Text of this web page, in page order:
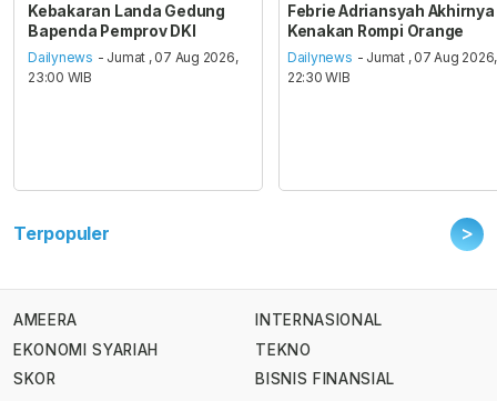
Kebakaran Landa Gedung
Bapenda Pemprov DKI
Dailynews - Jumat , 07 Aug 2026,
23:00 WIB
Febrie Adriansyah Akhirnya
Kenakan Rompi Orange
Dailynews - Jumat , 07 Aug 2026,
22:30 WIB
Terpopuler >
AMEERA
EKONOMI SYARIAH
SKOR
INTERNASIONAL
TEKNO
BISNIS FINANSIAL